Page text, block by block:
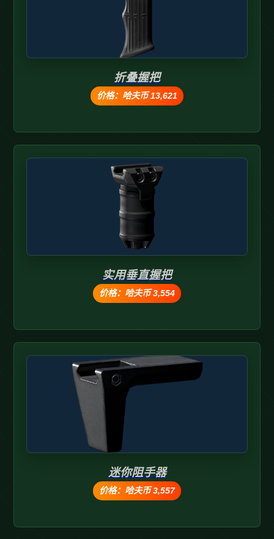
折叠握把
价格：哈夫币 13,621
实用垂直握把
价格：哈夫币 3,554
迷你阻手器
价格：哈夫币 3,557